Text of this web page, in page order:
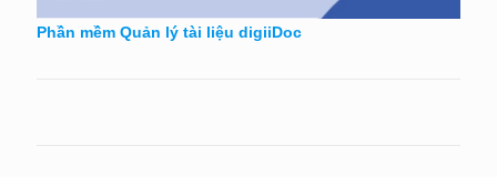
Phần mềm Quản lý tài liệu digiiDoc